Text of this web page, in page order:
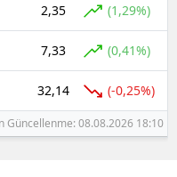
2,35 (1,29%)
7,33 (0,41%)
32,14 (-0,25%)
Güncellenme: 08.08.2026 18:10